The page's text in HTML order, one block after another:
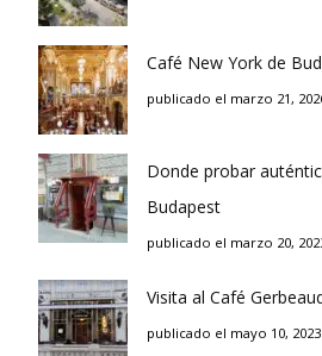
Café New York de
publicado el marzo 21,
Donde probar
Budapest
publicado el marzo 20,
Visita al Café
publicado el mayo 10, 2023